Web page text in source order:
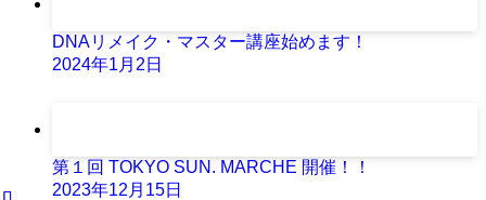
DNAリメイク・マスター講座始めます！
2024年1月2日
第１回 TOKYO SUN. MARCHE 開催！！
2023年12月15日